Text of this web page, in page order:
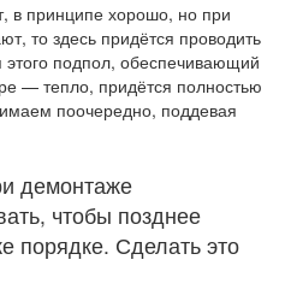
в принципе хорошо, но при
то здесь придётся проводить
этого подпол, обеспечивающий
— тепло, придётся полностью
поочередно, поддевая
демонтаже
чтобы позднее
порядке. Сделать это